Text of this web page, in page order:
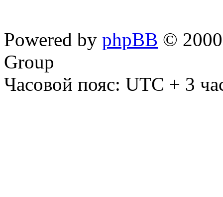
Powered by phpBB ©
Group
Часовой пояс: UTC + 3